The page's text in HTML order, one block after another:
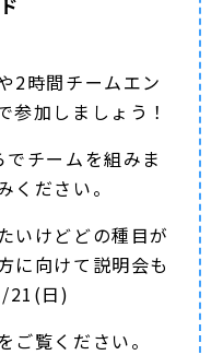
2時間チームエン
参加しましょう！
チームを組みま
ください。
いけどどの種目が
に向けて説明会も
21(日)
ご覧ください。